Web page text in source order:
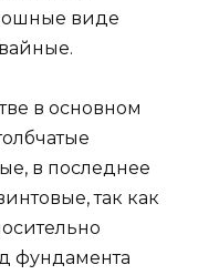
виде
в основном
в последнее
так как
фундамента